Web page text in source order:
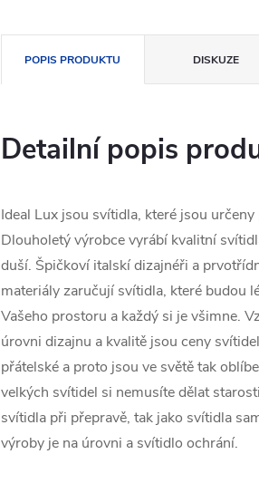
POPIS PRODUKTU DISKUZE
Detailní popis
Ideal Lux jsou svítidla, které jsou určeny
Dlouholetý výrobce vyrábí kvalitní
duší. Špičkoví italskí dizajnéři a
materiály zaručují svítidla, které budou
Vašeho prostoru a každý si je všimne.
úrovni dizajnu a kvalitě jsou ceny
přátelské a proto jsou ve světě tak
velkých svítidel si nemusíte dělat
svítidla při přepravě, tak jako svítidla
výroby je na úrovni a svítidlo ochrání.